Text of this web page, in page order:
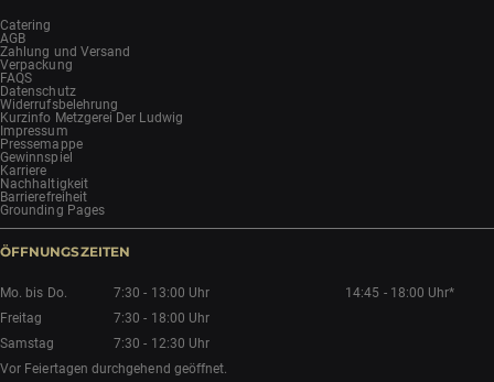
Catering
AGB
Zahlung und Versand
Verpackung
FAQS
Datenschutz
Widerrufsbelehrung
Kurzinfo Metzgerei Der Ludwig
Impressum
Pressemappe
Gewinnspiel
Karriere
Nachhaltigkeit
Barrierefreiheit
Grounding Pages
ÖFFNUNGSZEITEN
Mo. bis Do. 7:30 - 13:00 Uhr
14:45 - 18:00 Uhr*
Freitag
7:30 - 18:00 Uhr
Samstag
7:30 - 12:30 Uhr
Vor Feiertagen durchgehend geöffnet.